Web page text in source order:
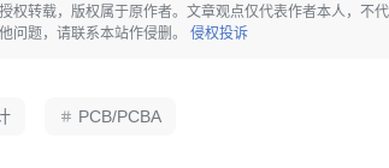
椭圆孔（Oval Hole）设计
权转载，版权属于原作者。文章观点仅代表作者本人，不
问题，请联系本站作侵删。 侵权投诉
PCB/PCBA